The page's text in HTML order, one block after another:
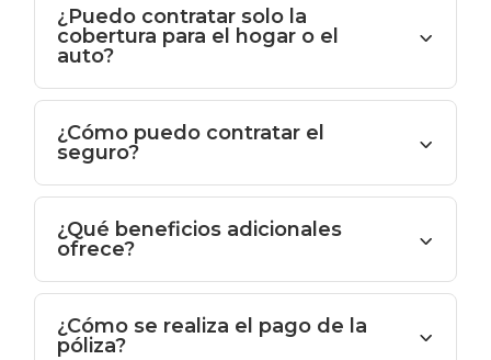
¿Puedo contratar solo la
cobertura para el hogar o el
auto?
¿Cómo puedo contratar el
seguro?
¿Qué beneficios adicionales
ofrece?
¿Cómo se realiza el pago de la
póliza?